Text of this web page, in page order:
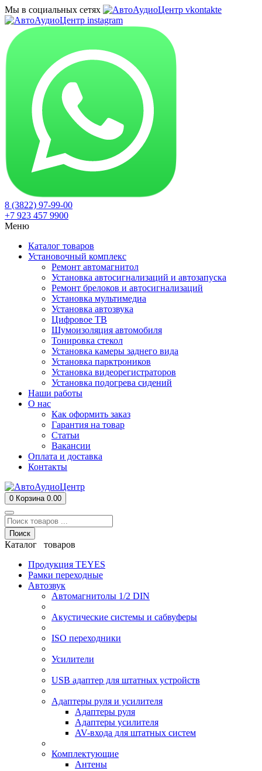
Мы в социальных сетях
8 (3822) 97-99-00
+7 923 457 9900
Меню
Каталог товаров
Установочный комплекс
Ремонт автомагнитол
Установка автосигнализаций и автозапуска
Ремонт брелоков и автосигнализаций
Установка мультимедиа
Установка автозвука
Цифровое ТВ
Шумоизоляция автомобиля
Тонировка стекол
Установка камеры заднего вида
Установка парктроников
Установка видеорегистраторов
Установка подогрева сидений
Наши работы
О нас
Как оформить заказ
Гарантия на товар
Статьи
Вакансии
Оплата и доставка
Контакты
0 Корзина 0.00
Поиск
Каталог товаров
Продукция TEYES
Рамки переходные
Автозвук
Автомагнитолы 1/2 DIN
Акустические системы и сабвуферы
ISO переходники
Усилители
USB адаптер для штатных устройств
Адаптеры руля и усилителя
Адаптеры руля
Адаптеры усилителя
AV-входа для штатных систем
Комплектующие
Антены